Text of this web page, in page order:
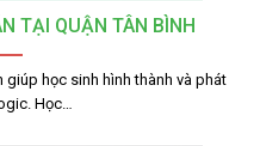
TẠI QUẬN TÂN BÌNH
học sinh hình thành và phát
Học…